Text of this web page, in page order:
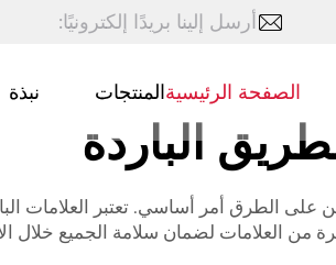
أرسل إلينا بريدًا إلكترونيًا:
الصفحة الرئيسية المنتجات نبذة
الباردة
الطرق أمر أساسي. تعتبر العلامات
من العلامات لضمان سلامة الجميع خلال